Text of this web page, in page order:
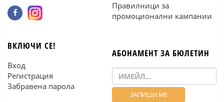
Правилници за
промоционални кампании
ВКЛЮЧИ СЕ!
Вход
Регистрация
Забравена парола
АБОНАМЕНТ ЗА БЮЛЕТИН